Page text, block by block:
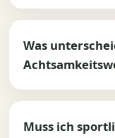
Was
Muss ich